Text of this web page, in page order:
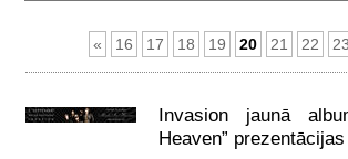
« 16 17 18 19 20 21 22 23
Invasion jaunā
Heaven”